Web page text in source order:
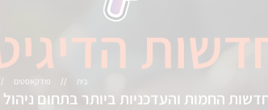
בית // פודקאסטים
החמות והעדכניות ביותר בתחום